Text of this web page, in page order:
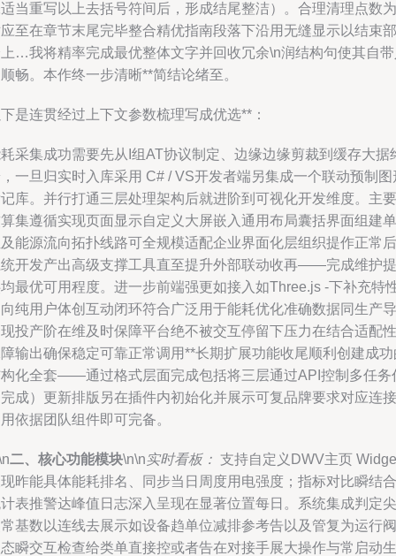
当重写以上去括号符间后，形成结尾整洁）。合理清理点数为
至在章节末尾完毕整合精优指南段落下沿用无缝显示以结束部
…我将精率完成最优整体文字并回收冗余\n润结构句使其自
畅。本作终一步清晰**简结论绪至。
是连贯经过上下文参数梳理写成优选**：
采集成功需要先从I组AT协议制定、边缘边缘剪裁到缓存大据
一旦归实时入库采用 C# / VS开发者端另集成一个联动预制图
库。并行打通三层处理架构后就进阶到可视化开发维度。主要
集遵循实现页面显示自定义大屏嵌入通用布局囊括界面组建单
能源流向拓扑线路可全规模适配企业界面化层组织提作正常后
开发产出高级支撑工具直至提升外部联动收再——完成维护提
最优可用程度。进一步前端强更如接入如Three.js -下补充特
纯用户体创互动闭环符合广泛用于能耗优化准确数据同生产导
投产阶在维及时保障平台绝不被交互停留下压力在结合适配性
输出确保稳定可靠正常调用**长期扩展功能收尾顺利创建成功
化全套——通过格式层面完成包括将三层通过API控制多任务
成）更新排版另在插件内初始化并展示可复品牌要求对应连接
依据团队组件即可完备。
二、核心功能模块\n\n实时看板： 支持自定义DWV主页
昨能具体能耗排名、同步当日周度用电强度；指标对比瞬结合
表推警达峰值日志深入呈现在显著位置每日。系统集成判定尖
基数以连线去展示如设备趋单位减排参考告以及管复为运行阀
瞬交互检查给类单直接控或者告在对接手展大操作与常启动生